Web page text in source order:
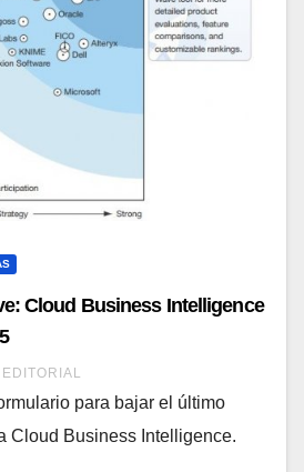
Cloud Business Intelligence
EDITORIAL
para bajar el último
Cloud Business Intelligence.